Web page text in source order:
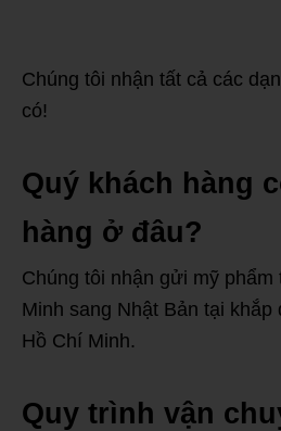
Chúng tôi nhận tất cả các
có!
Quý khách hàng
hàng ở đâu?
Chúng tôi nhận gửi mỹ
Minh sang Nhật Bản tại khắp
Hồ Chí Minh.
Quy trình vận